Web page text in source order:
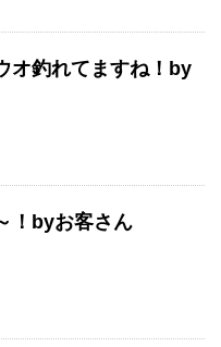
オ釣れてますね！by
！byお客さん